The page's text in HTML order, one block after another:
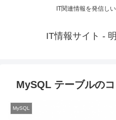
IT関連情報を発信し
IT情報サイト -
MySQL テーブルの
MySQL